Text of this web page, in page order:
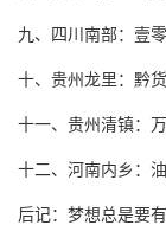
九、四川南部：壹
十、贵州龙里：黔
十一、贵州清镇：
十二、河南内乡：
后记：梦想总是要